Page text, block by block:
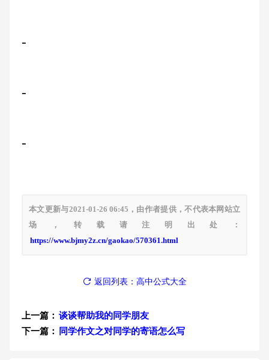
-
-
-
本文更新与2021-01-26 06:45，由作者提供，不代表本网站立
场，转载请注明出处：
https://www.bjmy2z.cn/gaokao/570361.html
返回列表：高中公式大全
上一篇： 谈谈帮助我的同学朋友
下一篇：
同学作文之对同学的寄语怎么写